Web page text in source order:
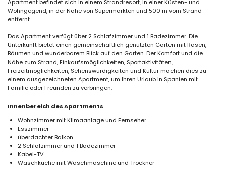
Apartment befindet sich in einem Strandresort, in einer Küsten- und
Wohngegend, in der Nähe von Supermärkten und 500 m vom Strand
entfernt.
Das Apartment verfügt über 2 Schlafzimmer und 1 Badezimmer. Die
Unterkunft bietet einen gemeinschaftlich genutzten Garten mit Rasen,
Bäumen und wunderbarem Blick auf den Garten. Der Komfort und die
Nähe zum Strand, Einkaufsmöglichkeiten, Sportaktivitäten,
Freizeitmöglichkeiten, Sehenswürdigkeiten und Kultur machen dies zu
einem ausgezeichneten Apartment, um Ihren Urlaub in Spanien mit
Familie oder Freunden zu verbringen.
Innenbereich des Apartments
Wohnzimmer mit Klimaanlage und Fernseher
Esszimmer
überdachter Balkon
2 Schlafzimmer und 1 Badezimmer
Kabel-TV
Waschküche mit Waschmaschine und Trockner